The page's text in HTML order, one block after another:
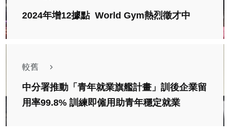
2024年增12據點 World Gym熱烈徵才中
較舊
中分署推動「青年就業旗艦計畫」訓後企業留
用率99.8% 訓練即僱用助青年穩定就業